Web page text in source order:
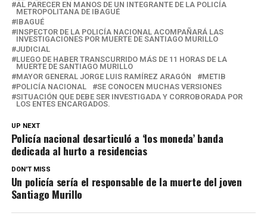
AL PARECER EN MANOS DE UN INTEGRANTE DE LA POLICÍA
METROPOLITANA DE IBAGUÉ
IBAGUÉ
INSPECTOR DE LA POLICÍA NACIONAL ACOMPAÑARÁ LAS
INVESTIGACIONES POR MUERTE DE SANTIAGO MURILLO
JUDICIAL
LUEGO DE HABER TRANSCURRIDO MÁS DE 11 HORAS DE LA
MUERTE DE SANTIAGO MURILLO
MAYOR GENERAL JORGE LUIS RAMÍREZ ARAGÓN
METIB
POLICÍA NACIONAL
SE CONOCEN MUCHAS VERSIONES
SITUACIÓN QUE DEBE SER INVESTIGADA Y CORROBORADA POR
LOS ENTES ENCARGADOS.
UP NEXT
Policía nacional desarticuló a ‘los moneda’ banda
dedicada al hurto a residencias
DON'T MISS
Un policía sería el responsable de la muerte del joven
Santiago Murillo